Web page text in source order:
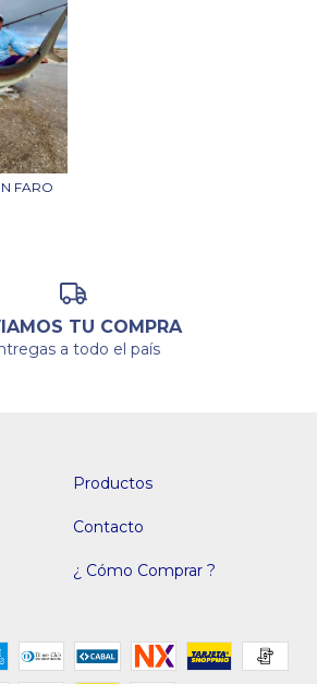
FARO
TU COMPRA
a todo el país
Productos
Contacto
¿ Cómo Comprar ?